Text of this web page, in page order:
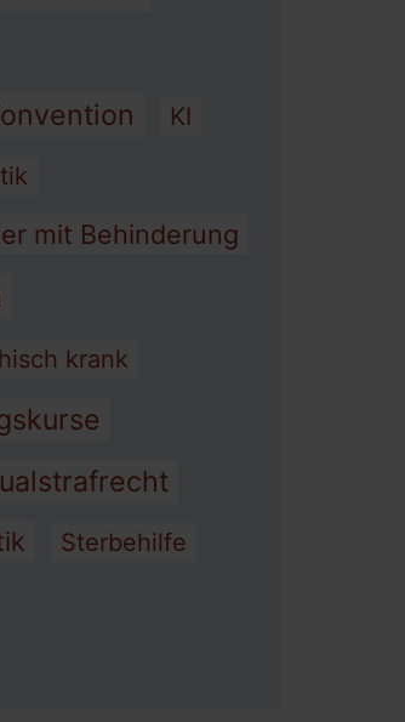
KI
mit Behinderung
krank
Sterbehilfe